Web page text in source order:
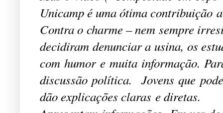
Unicamp é uma ótima contribuição
Contra o charme – nem sempre
decidiram denunciar a usina, os
com humor e muita informação.
discussão política. Jovens que
dão explicações claras e diretas.